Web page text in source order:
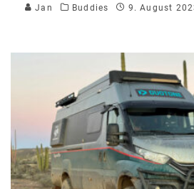
Jan Buddies 9. August